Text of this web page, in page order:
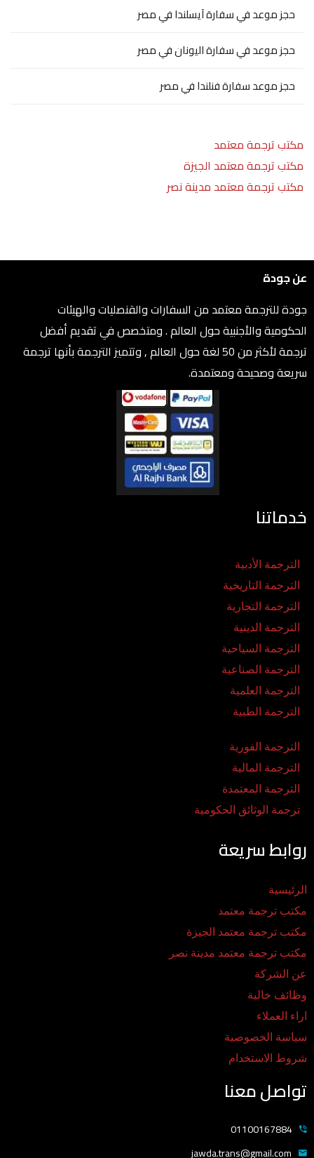
حجز موعد في سفارة آيسلندا في مصر
حجز موعد في سفارة اليونان في مصر
حجز موعد سفارة فنلندا في مصر
مكتب ترجمة معتمد
مكتب ترجمة معتمد الجيزة
مكتب ترجمة معتمد مدينة نصر
عن جودة
جودة للترجمة معتمد من السفارات والقنصليات والهيئات
الحكومية والأجنبية حول العالم . ومتخصص في تقديم أفضل
ترجمة لأكثر من 50 لغة حول العالم , وتتميز الترجمة بأنها ترجمة
سريعة وصحيحة ومعتمدة.
خدماتنا
الترجمة الأدبية
الترجمة التاريخية
الترجمة التجارية
الترجمة الدينية
الترجمة السياحية
الترجمة الصناعية
الترجمة العلمية
الترجمة الطبية
الترجمة الفورية
الترجمة المالية
الترجمة المعتمدة
ترجمة الوثائق الحكومية
روابط سريعة
الرئيسية
مكتب ترجمة معتمد
مكتب ترجمة معتمد الجيزة
مكتب ترجمة معتمد مدينة نصر
عن الشركة
وظائف خالية
اراء العملاء
سياسة الخصوصية
شروط الاستخدام
تواصل معنا
01100167884
jawda.trans@gmail.com